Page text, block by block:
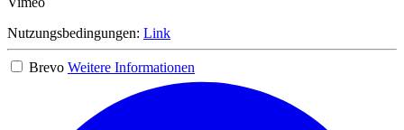
Nutzungsbedingungen: Link
Brevo Weitere Informationen